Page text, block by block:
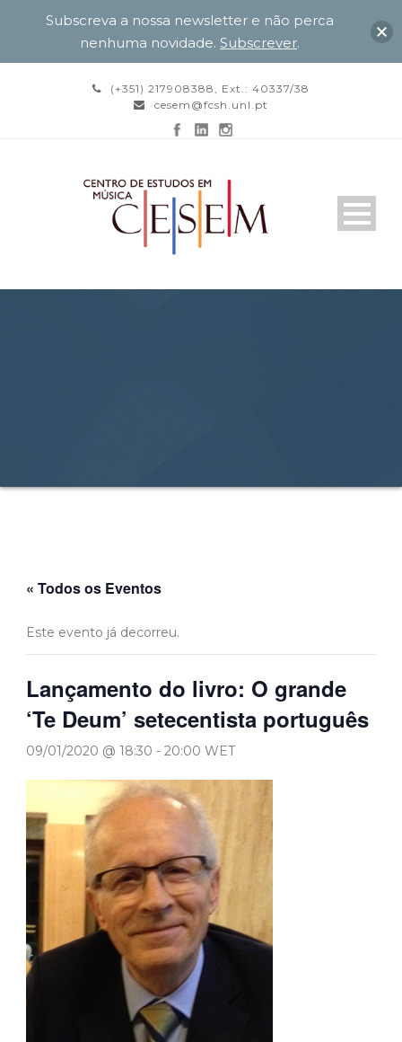
(+351) 217908388, Ext.: 40337/38
cesem@fcsh.unl.pt
« Todos os Eventos
Este evento já decorreu.
Lançamento do livro: O grande
‘Te Deum’ setecentista português
09/01/2020 @ 18:30 - 20:00 WET
Subscreva a nossa newsletter e não perca
nenhuma novidade. Subscrever.